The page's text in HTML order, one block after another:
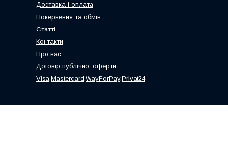
Доставка і оплата
Повернення та обмін
Статті
Контакти
Про нас
Договір публічної оферти
Visa,Mastercard,WayForPay,Privat24